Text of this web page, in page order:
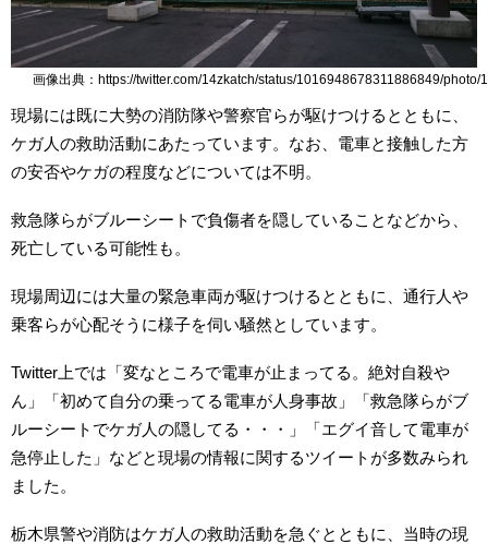
画像出典：https://twitter.com/14zkatch/status/1016948678311886849/photo/1
現場には既に大勢の消防隊や警察官らが駆けつけるとともに、
ケガ人の救助活動にあたっています。なお、電車と接触した方
の安否やケガの程度などについては不明。
救急隊らがブルーシートで負傷者を隠していることなどから、
死亡している可能性も。
現場周辺には大量の緊急車両が駆けつけるとともに、通行人や
乗客らが心配そうに様子を伺い騒然としています。
Twitter上では「変なところで電車が止まってる。絶対自殺や
ん」「初めて自分の乗ってる電車が人身事故」「救急隊らがブ
ルーシートでケガ人の隠してる・・・」「エグイ音して電車が
急停止した」などと現場の情報に関するツイートが多数みられ
ました。
栃木県警や消防はケガ人の救助活動を急ぐとともに、当時の現